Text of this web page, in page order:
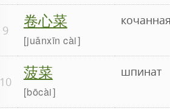
9 卷心菜
juǎnxīn cài
10 菠菜
bōcài
шпинат